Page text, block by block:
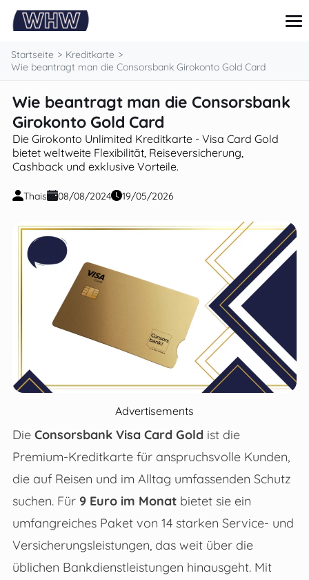
Kreditkarte
Darlehen
Persönliche finanzen
Tipps und anleitungen
Investitionen
Startseite
Kreditkarte
Wie beantragt man die Consorsbank Girokonto Gold Card
Wie beantragt man die Consorsbank
Girokonto Gold Card
Die Girokonto Unlimited Kreditkarte - Visa Card Gold
bietet weltweite Flexibilität, Reiseversicherung,
Cashback und exklusive Vorteile.
Thais 08/08/2024 19/05/2026
Advertisements
Die Consorsbank Visa Card Goldist die
Premium-Kreditkarte für anspruchsvolle Kunden,
die auf Reisen und im Alltag umfassenden Schutz
suchen. Für 9 Euro im Monatbietet sie ein
umfangreiches Paket von 14 starken Service- und
Versicherungsleistungen, das weit über die
üblichen Bankdienstleistungen hinausgeht. Mit